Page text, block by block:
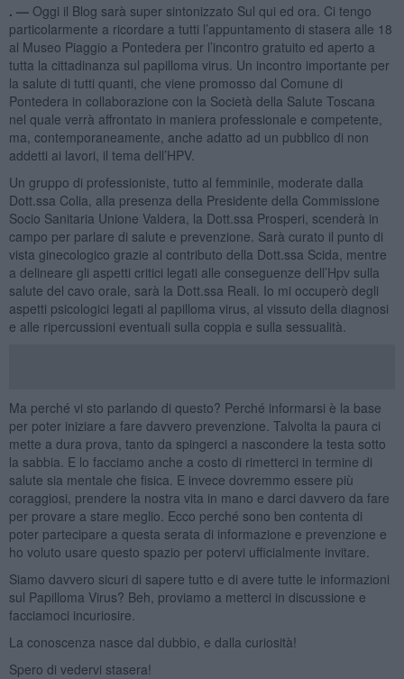
. — Oggi il Blog sarà super sintonizzato Sul qui ed ora. Ci tengo
particolarmente a ricordare a tutti l’appuntamento di stasera alle 18
al Museo Piaggio a Pontedera per l’incontro gratuito ed aperto a
tutta la cittadinanza sul papilloma virus. Un incontro importante per
la salute di tutti quanti, che viene promosso dal Comune di
Pontedera in collaborazione con la Società della Salute Toscana
nel quale verrà affrontato in maniera professionale e competente,
ma, contemporaneamente, anche adatto ad un pubblico di non
addetti ai lavori, il tema dell’HPV.
Un gruppo di professioniste, tutto al femminile, moderate dalla
Dott.ssa Colia, alla presenza della Presidente della Commissione
Socio Sanitaria Unione Valdera, la Dott.ssa Prosperi, scenderà in
campo per parlare di salute e prevenzione. Sarà curato il punto di
vista ginecologico grazie al contributo della Dott.ssa Scida, mentre
a delineare gli aspetti critici legati alle conseguenze dell’Hpv sulla
salute del cavo orale, sarà la Dott.ssa Reali. Io mi occuperò degli
aspetti psicologici legati al papilloma virus, al vissuto della diagnosi
e alle ripercussioni eventuali sulla coppia e sulla sessualità.
Ma perché vi sto parlando di questo? Perché informarsi è la base
per poter iniziare a fare davvero prevenzione. Talvolta la paura ci
mette a dura prova, tanto da spingerci a nascondere la testa sotto
la sabbia. E lo facciamo anche a costo di rimetterci in termine di
salute sia mentale che fisica. E invece dovremmo essere più
coraggiosi, prendere la nostra vita in mano e darci davvero da fare
per provare a stare meglio. Ecco perché sono ben contenta di
poter partecipare a questa serata di informazione e prevenzione e
ho voluto usare questo spazio per potervi ufficialmente invitare.
Siamo davvero sicuri di sapere tutto e di avere tutte le informazioni
sul Papilloma Virus? Beh, proviamo a metterci in discussione e
facciamoci incuriosire.
La conoscenza nasce dal dubbio, e dalla curiosità!
Spero di vedervi stasera!